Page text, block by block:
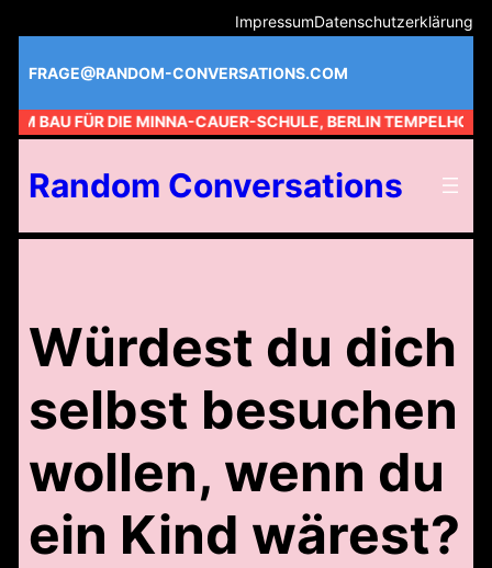
Inhalt
springen
ImpressumDatenschutzerklärung
FRAGE@RANDOM-CONVERSATIONS.COM
AM BAU FÜR DIE MINNA-CAUER-SCHULE, BERLIN TEMPELHOF //
Random Conversations
Würdest du dich
selbst besuchen
wollen, wenn du
ein Kind wärest?